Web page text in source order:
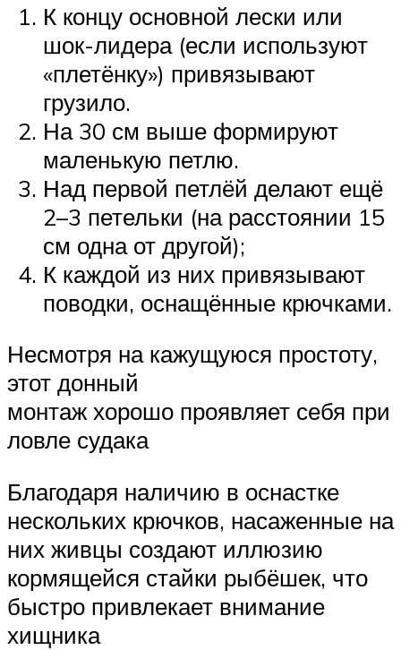
К концу основной лески или
шок-лидера (если используют
«плетёнку») привязывают
грузило.
На 30 см выше формируют
маленькую петлю.
Над первой петлёй делают ещё
2–3 петельки (на расстоянии 15
см одна от другой);
К каждой из них привязывают
поводки, оснащённые крючками.
Несмотря на кажущуюся простоту,
этот донный
монтаж хорошо проявляет себя при
ловле судака
Благодаря наличию в оснастке
нескольких крючков, насаженные на
них живцы создают иллюзию
кормящейся стайки рыбёшек, что
быстро привлекает внимание
хищника